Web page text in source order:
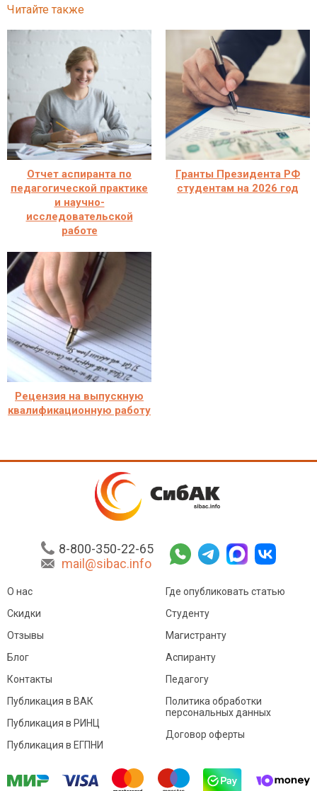
Читайте также
Отчет аспиранта по
педагогической практике
и научно-
исследовательской
работе
Гранты Президента РФ
студентам на 2026 год
Рецензия на выпускную
квалификационную работу
8-800-350-22-65
mail@sibac.info
О нас
Скидки
Отзывы
Блог
Контакты
Где опубликовать статью
Студенту
Магистранту
Аспиранту
Педагогу
Публикация в ВАК
Публикация в РИНЦ
Публикация в ЕГПНИ
Политика обработки
персональных данных
Договор оферты